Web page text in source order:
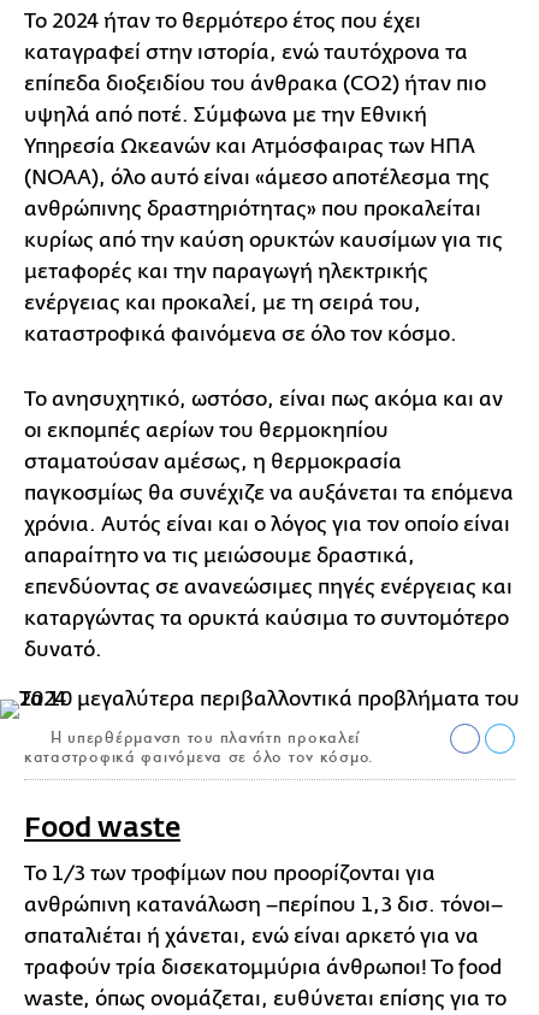
Το 2024 ήταν το θερμότερο έτος που έχει
καταγραφεί στην ιστορία, ενώ ταυτόχρονα τα
επίπεδα διοξειδίου του άνθρακα (CO2) ήταν πιο
υψηλά από ποτέ. Σύμφωνα με την Εθνική
Υπηρεσία Ωκεανών και Ατμόσφαιρας των ΗΠΑ
(NOAA), όλο αυτό είναι «άμεσο αποτέλεσμα της
ανθρώπινης δραστηριότητας» που προκαλείται
κυρίως από την καύση ορυκτών καυσίμων για τις
μεταφορές και την παραγωγή ηλεκτρικής
ενέργειας και προκαλεί, με τη σειρά του,
καταστροφικά φαινόμενα σε όλο τον κόσμο.
Το ανησυχητικό, ωστόσο, είναι πως ακόμα και αν
οι εκπομπές αερίων του θερμοκηπίου
σταματούσαν αμέσως, η θερμοκρασία
παγκοσμίως θα συνέχιζε να αυξάνεται τα επόμενα
χρόνια. Αυτός είναι και ο λόγος για τον οποίο είναι
απαραίτητο να τις μειώσουμε δραστικά,
επενδύοντας σε ανανεώσιμες πηγές ενέργειας και
καταργώντας τα ορυκτά καύσιμα το συντομότερο
δυνατό.
Η υπερθέρμανση του πλανήτη προκαλεί
καταστροφικά φαινόμενα σε όλο τον κόσμο.
Food waste
Το 1/3 των τροφίμων που προορίζονται για
ανθρώπινη κατανάλωση –περίπου 1,3 δισ. τόνοι–
σπαταλιέται ή χάνεται, ενώ είναι αρκετό για να
τραφούν τρία δισεκατομμύρια άνθρωποι! Το food
waste, όπως ονομάζεται, ευθύνεται επίσης για το